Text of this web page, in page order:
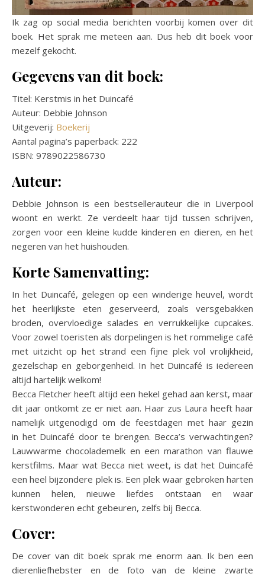
Ik zag op social media berichten voorbij komen over dit
boek. Het sprak me meteen aan. Dus heb dit boek voor
mezelf gekocht.
Gegevens van dit boek:
Titel: Kerstmis in het Duincafé
Auteur: Debbie Johnson
Uitgeverij: Boekerij
Aantal pagina’s paperback: 222
ISBN: 9789022586730
Auteur:
Debbie Johnson is een bestsellerauteur die in Liverpool
woont en werkt. Ze verdeelt haar tijd tussen schrijven,
zorgen voor een kleine kudde kinderen en dieren, en het
negeren van het huishouden.
Korte Samenvatting:
In het Duincafé, gelegen op een winderige heuvel, wordt
het heerlijkste eten geserveerd, zoals versgebakken
broden, overvloedige salades en verrukkelijke cupcakes.
Voor zowel toeristen als dorpelingen is het rommelige café
met uitzicht op het strand een fijne plek vol vrolijkheid,
gezelschap en geborgenheid. In het Duincafé is iedereen
altijd hartelijk welkom!
Becca Fletcher heeft altijd een hekel gehad aan kerst, maar
dit jaar ontkomt ze er niet aan. Haar zus Laura heeft haar
namelijk uitgenodigd om de feestdagen met haar gezin
in het Duincafé door te brengen. Becca’s verwachtingen?
Lauwwarme chocolademelk en een marathon van flauwe
kerstfilms. Maar wat Becca niet weet, is dat het Duincafé
een heel bijzondere plek is. Een plek waar gebroken harten
kunnen helen, nieuwe liefdes ontstaan en waar
kerstwonderen echt gebeuren, zelfs bij Becca.
Cover:
De cover van dit boek sprak me enorm aan. Ik ben een
dierenliefhebster en de foto van de kleine zwarte